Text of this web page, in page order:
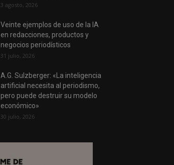
3 agosto, 2026
Veinte ejemplos de uso de la IA
en redacciones, productos y
negocios periodísticos
31 julio, 2026
A.G. Sulzberger: «La inteligencia
artificial necesita al periodismo,
pero puede destruir su modelo
económico»
30 julio, 2026